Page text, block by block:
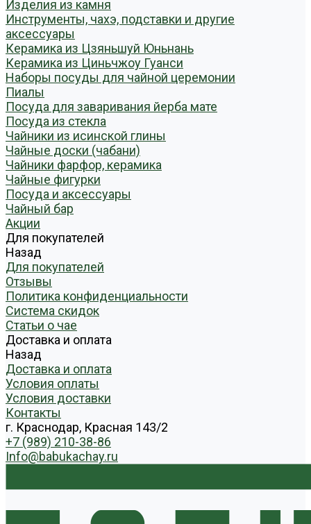
Изделия из камня
Инструменты, чахэ, подставки и другие
аксессуары
Керамика из Цзяньшуй Юньнань
Керамика из Циньчжоу Гуанси
Наборы посуды для чайной церемонии
Пиалы
Посуда для заваривания йерба мате
Посуда из стекла
Чайники из исинской глины
Чайные доски (чабани)
Чайники фарфор, керамика
Чайные фигурки
Посуда и аксессуары
Чайный бар
Акции
Для покупателей
Назад
Для покупателей
Отзывы
Политика конфиденциальности
Система скидок
Статьи о чае
Доставка и оплата
Назад
Доставка и оплата
Условия оплаты
Условия доставки
Контакты
г. Краснодар, Красная 143/2
+7 (989) 210-38-86
Info@babukachay.ru